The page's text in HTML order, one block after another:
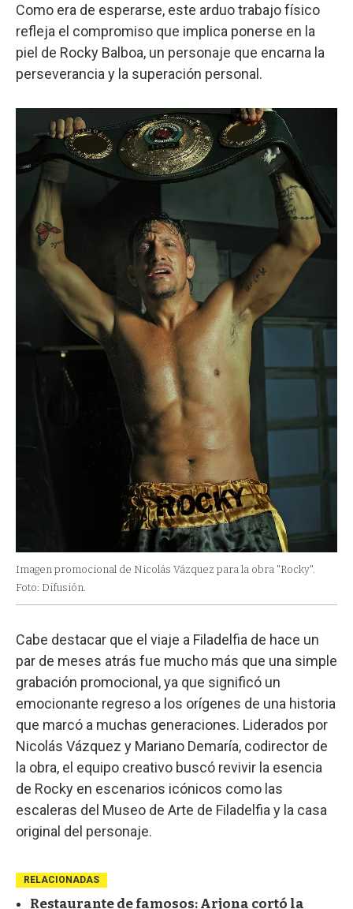
Como era de esperarse, este arduo trabajo físico
refleja el compromiso que implica ponerse en la
piel de Rocky Balboa, un personaje que encarna la
perseverancia y la superación personal.
Imagen promocional de Nicolás Vázquez para la obra "Rocky".
Foto: Difusión.
Cabe destacar que el viaje a Filadelfia de hace un
par de meses atrás fue mucho más que una simple
grabación promocional, ya que significó un
emocionante regreso a los orígenes de una historia
que marcó a muchas generaciones. Liderados por
Nicolás Vázquez y Mariano Demaría, codirector de
la obra, el equipo creativo buscó revivir la esencia
de Rocky en escenarios icónicos como las
escaleras del Museo de Arte de Filadelfia y la casa
original del personaje.
RELACIONADAS
Restaurante de famosos: Arjona cortó la